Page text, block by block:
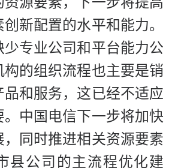
新配置的水平和能力。
少专业公司和平台能力公
构的组织流程也主要是销
品和服务，这已经不适应
。中国电信下一步将加快
，同时推进相关资源要素
县公司的主流程优化建